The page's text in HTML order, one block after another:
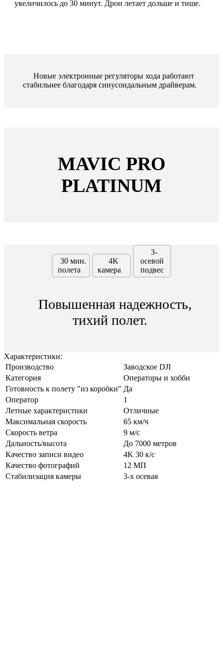
увеличилось до 30 минут. Дрон летает дольше и тише.
Новые электронные регуляторы хода работают
стабильнее благодаря синусоидальным драйверам.
MAVIC PRO
PLATINUM
30 мин.
полета
4K
камера
3-
осевой
подвес
Повышенная надежность,
тихий полет.
Характеристики:
Производство
Заводское DJI
Категория
Операторы и хобби
Готовность к полету "из коробки" Да
Оператор
1
Летные характеристики
Отличные
Максимальная скорость
65 км/ч
Скорость ветра
9 м/с
Дальность/высота
До 7000 метров
Качество записи видео
4K 30 к/с
Качество фотографий
12 МП
Стабилизация камеры
3-х осевая